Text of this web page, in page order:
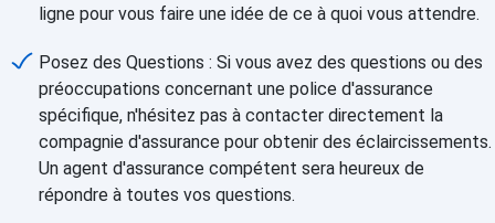
ligne pour vous faire une idée de ce à quoi vous attendre.
Posez des Questions : Si vous avez des questions ou des
préoccupations concernant une police d'assurance
spécifique, n'hésitez pas à contacter directement la
compagnie d'assurance pour obtenir des éclaircissements.
Un agent d'assurance compétent sera heureux de
répondre à toutes vos questions.